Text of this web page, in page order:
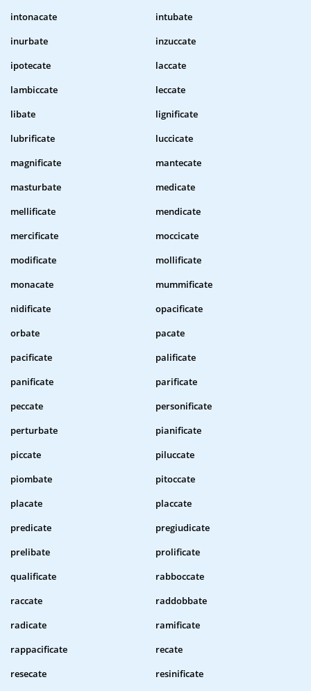
intonacate
intubate
inurbate
inzuccate
ipotecate
laccate
lambiccate
leccate
libate
lignificate
lubrificate
luccicate
magnificate
mantecate
masturbate
medicate
mellificate
mendicate
mercificate
moccicate
modificate
mollificate
monacate
mummificate
nidificate
opacificate
orbate
pacate
pacificate
palificate
panificate
parificate
peccate
personificate
perturbate
pianificate
piccate
piluccate
piombate
pitoccate
placate
placcate
predicate
pregiudicate
prelibate
prolificate
qualificate
rabboccate
raccate
raddobbate
radicate
ramificate
rappacificate
recate
resecate
resinificate